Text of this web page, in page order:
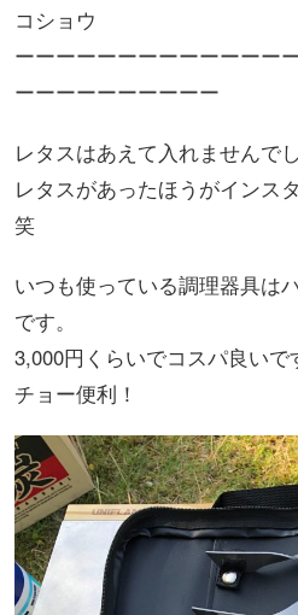
コショウ
ーーーーーーーーーーーーー
ーーーーーーーーーー
レタスはあえて入れませんでし
レタスがあったほうがインス
笑
いつも使っている調理器具は
です。
3,000円くらいでコスパ良いで
チョー便利！